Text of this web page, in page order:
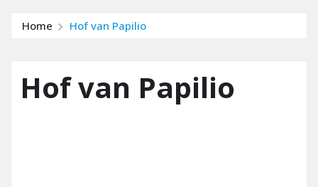
Home Hof van Papilio
Hof van Papilio